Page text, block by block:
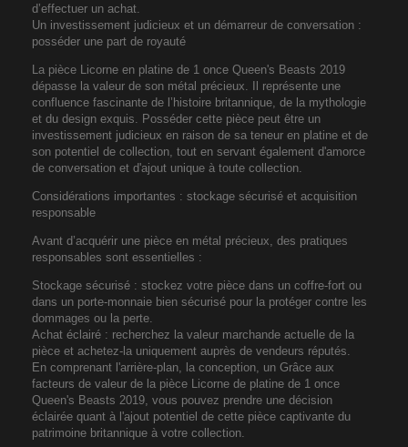
d’effectuer un achat.
Un investissement judicieux et un démarreur de conversation :
posséder une part de royauté
La pièce Licorne en platine de 1 once Queen's Beasts 2019
dépasse la valeur de son métal précieux. Il représente une
confluence fascinante de l’histoire britannique, de la mythologie
et du design exquis. Posséder cette pièce peut être un
investissement judicieux en raison de sa teneur en platine et de
son potentiel de collection, tout en servant également d'amorce
de conversation et d'ajout unique à toute collection.
Considérations importantes : stockage sécurisé et acquisition
responsable
Avant d’acquérir une pièce en métal précieux, des pratiques
responsables sont essentielles :
Stockage sécurisé : stockez votre pièce dans un coffre-fort ou
dans un porte-monnaie bien sécurisé pour la protéger contre les
dommages ou la perte.
Achat éclairé : recherchez la valeur marchande actuelle de la
pièce et achetez-la uniquement auprès de vendeurs réputés.
En comprenant l'arrière-plan, la conception, un Grâce aux
facteurs de valeur de la pièce Licorne de platine de 1 once
Queen's Beasts 2019, vous pouvez prendre une décision
éclairée quant à l'ajout potentiel de cette pièce captivante du
patrimoine britannique à votre collection.